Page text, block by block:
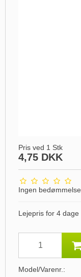
Pris ved 1 Stk
4,75 DKK
Ingen bedømmelse
Lejepris for 4 dage
Model/Varenr.: